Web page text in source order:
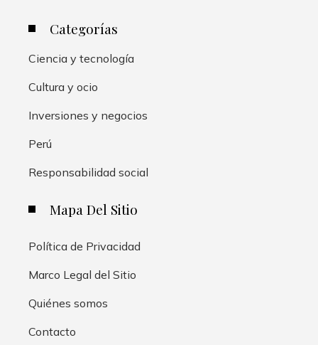
Categorías
Ciencia y tecnología
Cultura y ocio
Inversiones y negocios
Perú
Responsabilidad social
Mapa Del Sitio
Política de Privacidad
Marco Legal del Sitio
Quiénes somos
Contacto